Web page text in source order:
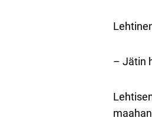
– Jätin